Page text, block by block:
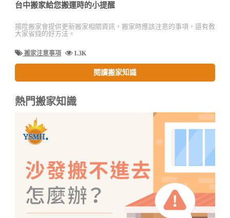
台中搬家給您搬運時的小提醒
揚陞搬家會提供更新搬家相關資訊，搬家時應該注意的事項，還有教
大家省錢的好方法。
搬家注意事項 1.3K
閱讀搬家知識
熱門搬家知識